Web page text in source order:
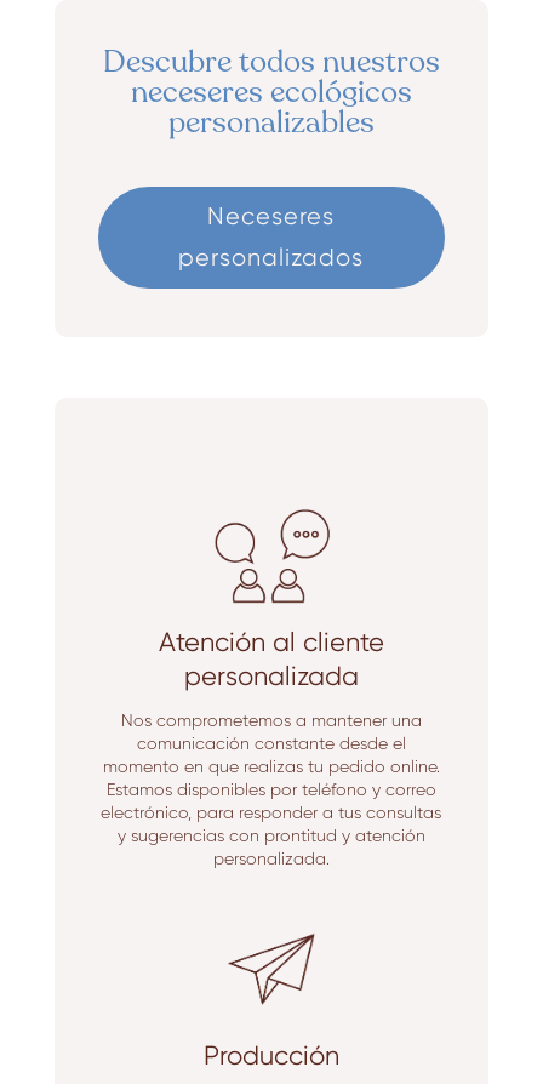
Descubre todos nuestros
neceseres ecológicos
personalizables
Neceseres
personalizados
Atención al cliente
personalizada
Nos comprometemos a mantener una
comunicación constante desde el
momento en que realizas tu pedido online.
Estamos disponibles por teléfono y correo
electrónico, para responder a tus consultas
y sugerencias con prontitud y atención
personalizada.
Producción